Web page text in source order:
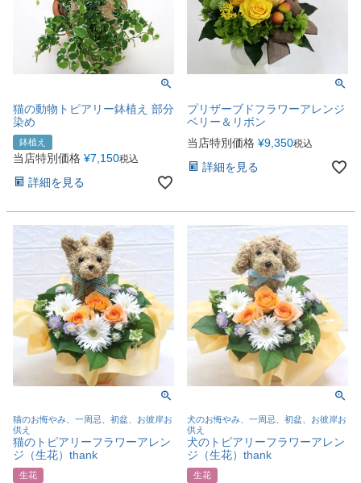
猫の動物トピアリー鉢植え 部分
染め
鉢植え
当店特別価格 ¥7,150税込
詳細を見る
プリザーブドフラワーアレンジ
ベリー＆リボン
当店特別価格 ¥9,350税込
詳細を見る
猫のお悔やみ、一周忌、初盆、お彼岸お
供え
猫のトピアリーフラワーアレン
ジ（生花）thank
生花
犬のお悔やみ、一周忌、初盆、お彼岸お
供え
犬のトピアリーフラワーアレン
ジ（生花）thank
生花